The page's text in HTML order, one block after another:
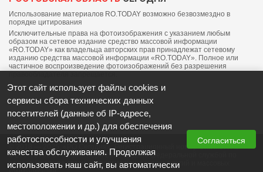
Использование материалов RO.TODAY возможно безвозмездно в
порядке цитирования
Исключительные права на фотоизображения с указанием любым
образом на сетевое издание средство массовой информации
«RO.TODAY» как владельца авторских прав принадлежат сетевому
изданию средства массовой информации «RO.TODAY». Полное или
частичное воспроизведение фотоизображений без разрешения
© 2018 — 2025, «РО Сегодня». Регистрационный номер СМИ: ЭЛ №
ФС77-76703 от 06 сентября 2019 выдано федеральной службой по
надзору в сфере связи, информационных технологий и массовых
Этот сайт использует файлы cookies и
сервисы сбора технических данных
посетителей (данные об IP-адресе,
местоположении и др.) для обеспечения
работоспособности и улучшения
качества обслуживания. Продолжая
использовать наш сайт, вы автоматически
Согласиться